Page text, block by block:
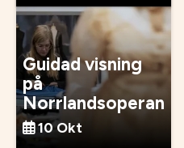
Guidad visning
på
Norrlandsoperan
10 Okt